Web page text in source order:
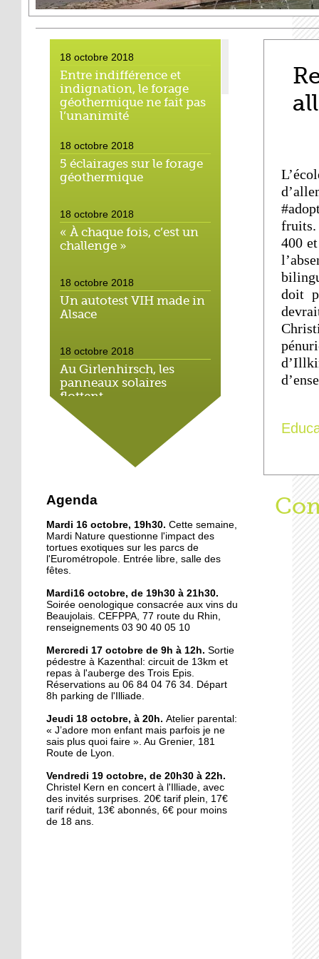
18 octobre 2018
Entre indifférence et
indignation, le forage
géothermique ne fait pas
l’unanimité
18 octobre 2018
5 éclairages sur le forage
géothermique
18 octobre 2018
« À chaque fois, c’est un
challenge »
18 octobre 2018
Un autotest VIH made in
Alsace
18 octobre 2018
Au Girlenhirsch, les
panneaux solaires
flottent
18 octobre 2018
Le bujutsu s'invite aux
Oscars du sport
18 octobre 2018
rêves
17 octobre 2018
4 artistes, 4 univers
17 octobre 2018
Maxime Luck, nouveau
chef d'orchestre de la
Vulcania
Coupe de France : Illkirch
triomphe en
prolongations
16 octobre 2018
Le souvenir de 14-18
ravivé par les lycéens
Agenda
Mardi 16 octobre, 19h30. Cette semaine,
Mardi Nature questionne l'impact des
tortues exotiques sur les parcs de
l'Eurométropole. Entrée libre, salle des
fêtes.
Mardi16 octobre, de 19h30 à 21h30.
Soirée oenologique consacrée aux vins du
Beaujolais. CEFPPA, 77 route du Rhin,
renseignements 03 90 40 05 10
Mercredi 17 octobre de 9h à 12h. Sortie
pédestre à Kazenthal: circuit de 13km et
repas à l'auberge des Trois Epis.
Réservations au 06 84 04 76 34. Départ
8h parking de l'Illiade.
Jeudi 18 octobre, à 20h. Atelier parental:
« J’adore mon enfant mais parfois je ne
sais plus quoi faire ». Au Grenier, 181
Route de Lyon.
Vendredi 19 octobre, de 20h30 à 22h.
Christel Kern en concert à l'Illiade, avec
des invités surprises. 20€ tarif plein, 17€
tarif réduit, 13€ abonnés, 6€ pour moins
de 18 ans.
fruits.
400
doit